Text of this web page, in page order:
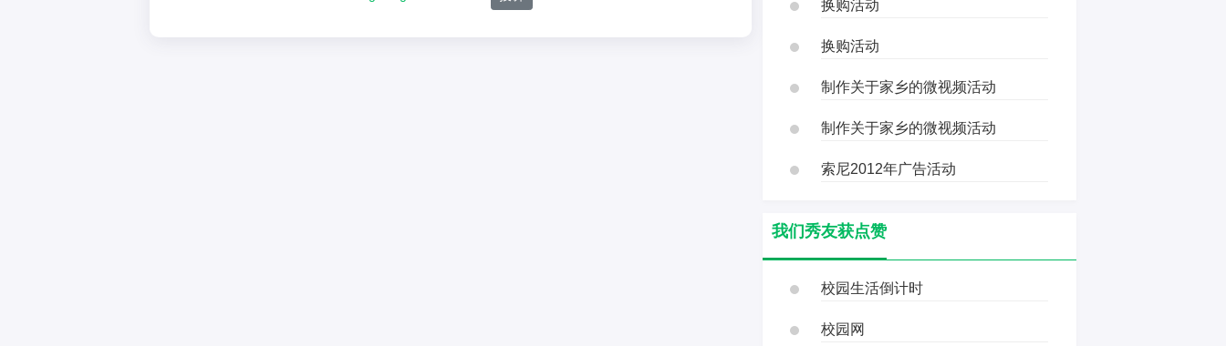
换购活动
换购活动
制作关于家乡的微视频活动
制作关于家乡的微视频活动
索尼2012年广告活动
我们秀友获点赞
校园生活倒计时
校园网